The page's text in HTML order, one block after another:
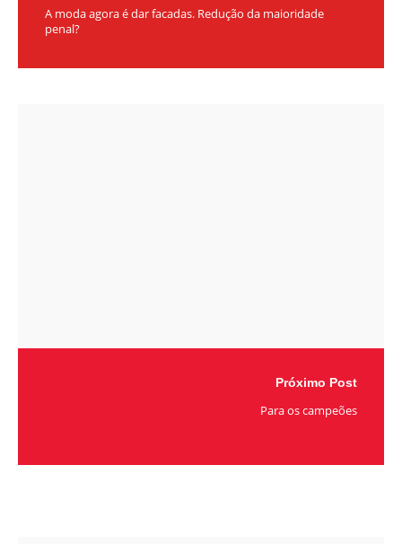
A moda agora é dar facadas. Redução da maioridade
penal?
Próximo Post
Para os campeões